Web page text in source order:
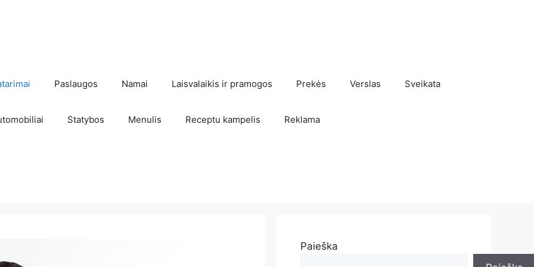
Paslaugos Namai Laisvalaikis ir pramogos Prekės Verslas Sveikata
Statybos Menulis Receptu kampelis Reklama
Paieška